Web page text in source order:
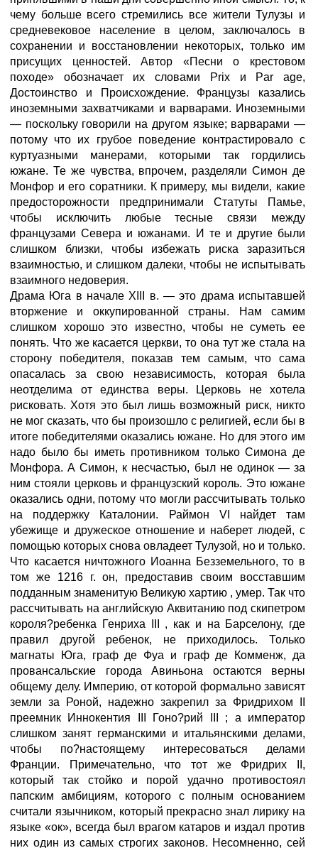
чему больше всего стремились все жители Тулузы и
средневековое население в целом, заключалось в
сохранении и восстановлении некоторых, только им
присущих ценностей. Автор «Песни о крестовом
походе» обозначает их словами Prix и Par age,
Достоинство и Происхождение. Французы казались
иноземными захватчиками и варварами. Иноземными
— поскольку говорили на другом языке; варварами —
потому что их грубое поведение контрастировало с
куртуазными манерами, которыми так гордились
южане. Те же чувства, впрочем, разделяли Симон де
Монфор и его соратники. К примеру, мы видели, какие
предосторожности предпринимали Статуты Памье,
чтобы исключить любые тесные связи между
французами Севера и южанами. И те и другие были
слишком близки, чтобы избежать риска заразиться
взаимностью, и слишком далеки, чтобы не испытывать
взаимного недоверия.
Драма Юга в начале XIII в. — это драма испытавшей
вторжение и оккупированной страны. Нам самим
слишком хорошо это известно, чтобы не суметь ее
понять. Что же касается церкви, то она тут же стала на
сторону победителя, показав тем самым, что сама
опасалась за свою независимость, которая была
неотделима от единства веры. Церковь не хотела
рисковать. Хотя это был лишь возможный риск, никто
не мог сказать, что бы произошло с религией, если бы в
итоге победителями оказались южане. Но для этого им
надо было бы иметь противником только Симона де
Монфора. А Симон, к несчастью, был не одинок — за
ним стояли церковь и французский король. Это южане
оказались одни, потому что могли рассчитывать только
на поддержку Каталонии. Раймон VI найдет там
убежище и дружеское отношение и наберет людей, с
помощью которых снова овладеет Тулузой, но и только.
Что касается ничтожного Иоанна Безземельного, то в
том же 1216 г. он, предоставив своим восставшим
подданным знаменитую Великую хартию , умер. Так что
рассчитывать на английскую Аквитанию под скипетром
короля?ребенка Генриха III , как и на Барселону, где
правил другой ребенок, не приходилось. Только
магнаты Юга, граф де Фуа и граф де Комменж, да
провансальские города Авиньона остаются верны
общему делу. Империю, от которой формально зависят
земли за Роной, надежно закрепил за Фридрихом II
преемник Иннокентия III Гоно?рий III ; а император
слишком занят германскими и итальянскими делами,
чтобы по?настоящему интересоваться делами
Франции. Примечательно, что тот же Фридрих II,
который так стойко и порой удачно противостоял
папским амбициям, которого с полным основанием
считали язычником, который прекрасно знал лирику на
языке «ок», всегда был врагом катаров и издал против
них один из самых строгих законов. Несомненно, сей